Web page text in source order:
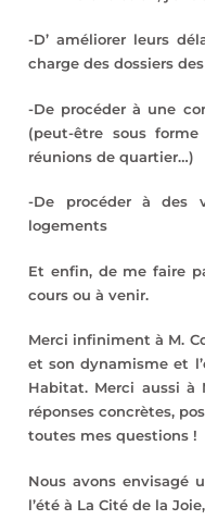
-D’ améliorer leurs
charge des dossiers
-De procéder à une
(peut-être sous
réunions de quartier…)
-De procéder à des
logements
Et enfin, de me faire
cours ou à venir.
Merci infiniment à M.
et son dynamisme et
Habitat. Merci aussi à
réponses concrètes,
toutes mes questions !
Nous avons envisagé
l’été à La Cité de la